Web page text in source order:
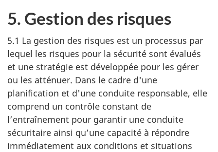
5. Gestion des risques
5.1 La gestion des risques est un processus par
lequel les risques pour la sécurité sont évalués
et une stratégie est développée pour les gérer
ou les atténuer. Dans le cadre d'une
planification et d'une conduite responsable, elle
comprend un contrôle constant de
l’entraînement pour garantir une conduite
sécuritaire ainsi qu’une capacité à répondre
immédiatement aux conditions et situations